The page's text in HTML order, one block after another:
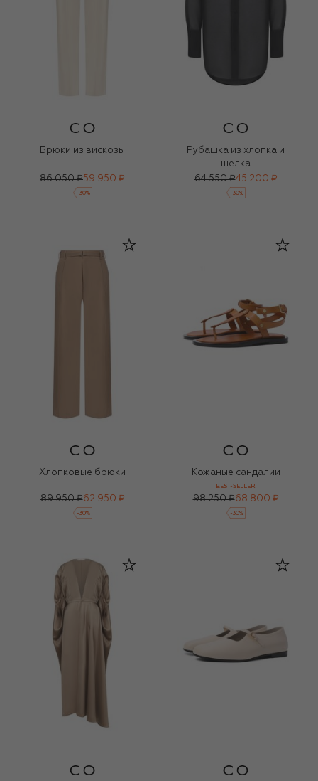
Брюки из вискозы
86 050 ₽59 950 ₽
-30%
Рубашка из хлопка и
шелка
64 550 ₽45 200 ₽
-30%
Хлопковые брюки
89 950 ₽62 950 ₽
-30%
Кожаные сандалии
BEST-SELLER
98 250 ₽68 800 ₽
-30%